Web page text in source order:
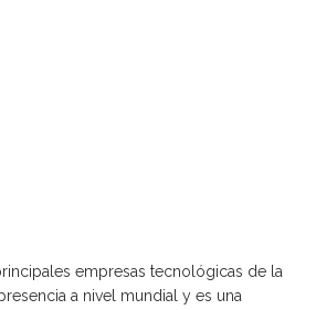
empresas tecnológicas de la
a nivel mundial y es una